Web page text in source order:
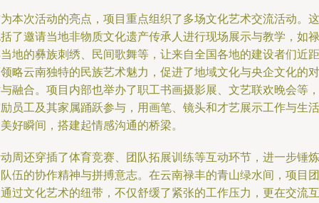
本次活动的亮点，项目重点组织了多场文化艺术交流活动。这
了邀请当地非物质文化遗产传承人进行现场展示与教学，如禄
地的彝族刺绣、民间歌舞等，让来自全国各地的建设者们近距
略云南独特的民族艺术魅力，促进了地域文化与央企文化的对
融合。项目内部也举办了职工书画摄影展、文艺联欢晚会等，
员工及其家属踊跃参与，用画笔、镜头和才艺展示工作与生活
好瞬间，搭建起情感沟通的桥梁。
周还穿插了体育竞赛、团队拓展训练等互动环节，进一步锤炼
伍的协作精神与拼搏意志。在云南禄丰的青山绿水间，项目团
过文化艺术的纽带，不仅舒缓了紧张的工作压力，更在交流互